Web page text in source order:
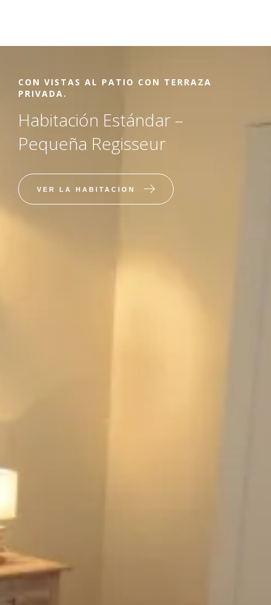
CON VISTAS AL PATIO CON TERRAZA
PRIVADA.
Habitación Estándar –
Pequeña Regisseur
VER LA HABITACION